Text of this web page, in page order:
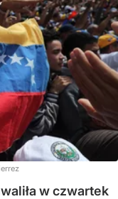
w czwartek